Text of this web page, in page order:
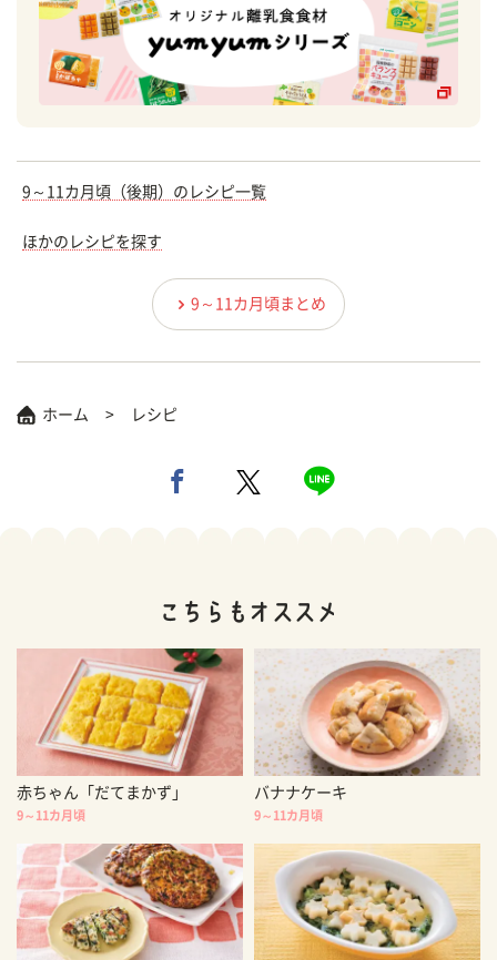
9～11カ月頃（後期）のレシピ一覧
ほかのレシピを探す
9～11カ月頃まとめ
ホーム レシピ
赤ちゃん「だてまかず」
9～11カ月頃
バナナケーキ
9～11カ月頃